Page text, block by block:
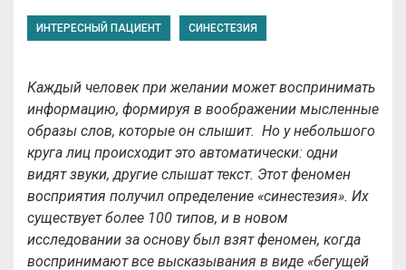
ИНТЕРЕСНЫЙ ПАЦИЕНТ СИНЕСТЕЗИЯ
Каждый человек при желании может воспринимать
информацию, формируя в воображении мысленные
образы слов, которые он слышит. Но у небольшого
круга лиц происходит это автоматически: одни
видят звуки, другие слышат текст. Этот феномен
восприятия получил определение «синестезия». Их
существует более 100 типов, и в новом
исследовании за основу был взят феномен, когда
воспринимают все высказывания в виде «бегущей